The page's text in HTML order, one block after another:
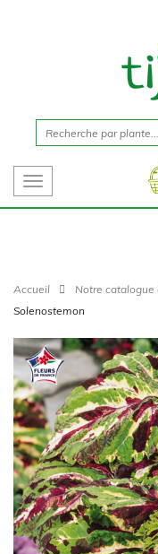
Toggle
navigation
Accueil Notre catalogue
Solenostemon